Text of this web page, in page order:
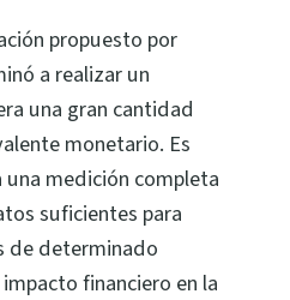
propuesto por
a realizar un
una gran cantidad
monetario. Es
una medición completa
suficientes para
de determinado
financiero en la